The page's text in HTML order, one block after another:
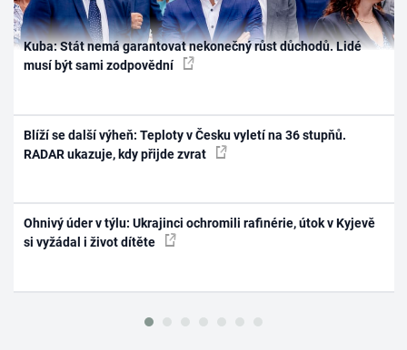
Kuba: Stát nemá garantovat nekonečný růst důchodů. Lidé
musí být sami zodpovědní
Blíží se další výheň: Teploty v Česku vyletí na 36 stupňů.
RADAR ukazuje, kdy přijde zvrat
Ohnivý úder v týlu: Ukrajinci ochromili rafinérie, útok v Kyjevě
si vyžádal i život dítěte